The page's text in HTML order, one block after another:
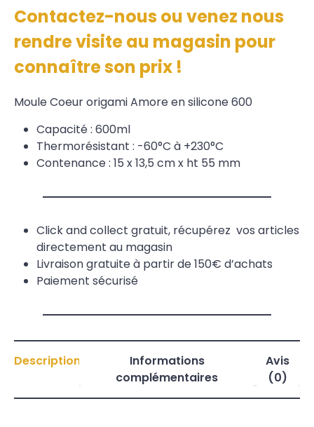
Contactez-nous ou venez nous
rendre visite au magasin pour
connaître son prix !
Moule Coeur origami Amore en silicone 600
Capacité : 600ml
Thermorésistant : -60°C à +230°C
Contenance : 15 x 13,5 cm x ht 55 mm
Click and collect gratuit, récupérez vos articles
directement au magasin
Livraison gratuite à partir de 150€ d’achats
Paiement sécurisé
Description
Informations
complémentaires
Avis
(0)